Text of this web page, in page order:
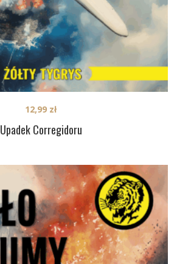
Upadek Corregidoru
12,99 zł